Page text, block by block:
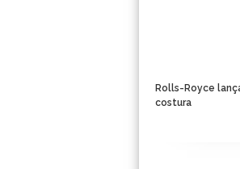
Rolls-Royce
costura